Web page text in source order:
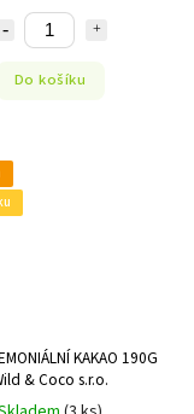
Do košíku
KAKAO 190G
& Coco s.r.o.